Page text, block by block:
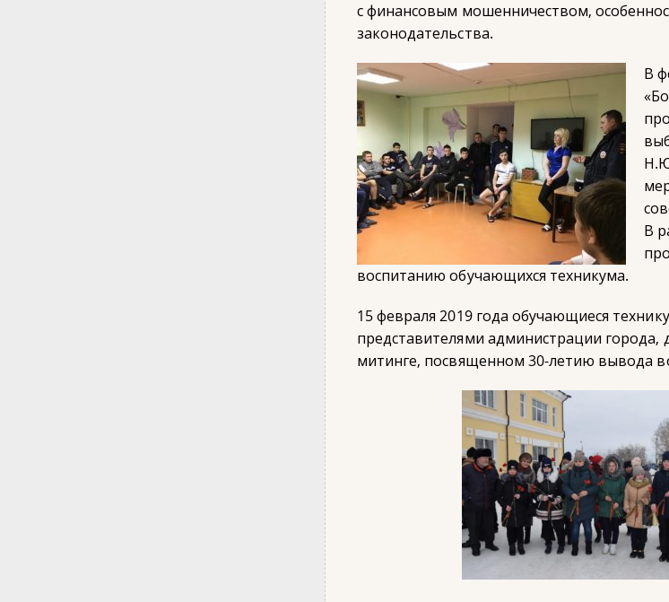
с финансовым мошенничеством,
законодательства.
В
В
воспитанию обучающихся техникума.
15 февраля 2019 года обучающиеся
представителями администрации города,
митинге, посвященном 30-летию вывода